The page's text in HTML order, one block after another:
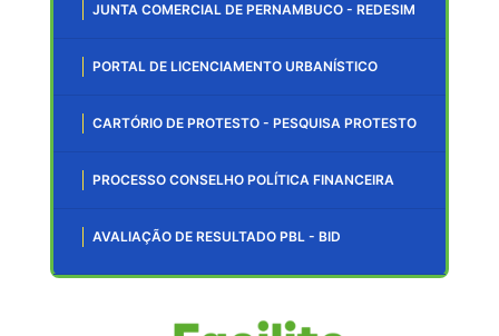
JUNTA COMERCIAL DE PERNAMBUCO - REDESIM
PORTAL DE LICENCIAMENTO URBANÍSTICO
CARTÓRIO DE PROTESTO - PESQUISA PROTESTO
PROCESSO CONSELHO POLÍTICA FINANCEIRA
AVALIAÇÃO DE RESULTADO PBL - BID